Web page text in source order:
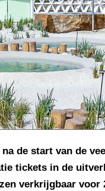
de start van de
tickets in de
verkrijgbaar voor